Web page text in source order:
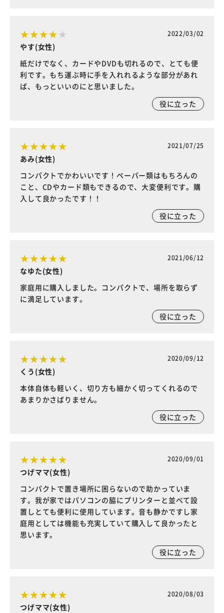
2022/03/02
やす(女性)
紙だけでなく、カードやDVDも切れるので、とても便
利です。もち運ぶ時に手を入れれるような部分があれ
ば、もっといいのにと思いました。
役に立った
2021/07/25
あみ(女性)
コンパクトでかわいいです！ペーパー類はもちろんの
こと、CDやカード類もできるので、大変便利です。購
入して良かったです！！
役に立った
2021/06/12
なゆた(女性)
家庭用に購入しました。コンパクトで、場所を取らず
に満足しています。
役に立った
2020/09/12
くう(女性)
本体自体も軽いく、切り方も細かく切ってくれるので
あまりかさばりません。
役に立った
2020/09/01
つげママ(女性)
コンパクトで置き場所に困らないので助かっていま
す。我が家ではパソコンの脇にプリンターと並べて設
置しとても便利に使用しています。音も静かですし家
庭用としては機能も充実していて購入して良かったと
思います。
役に立った
2020/08/03
つげママ(女性)